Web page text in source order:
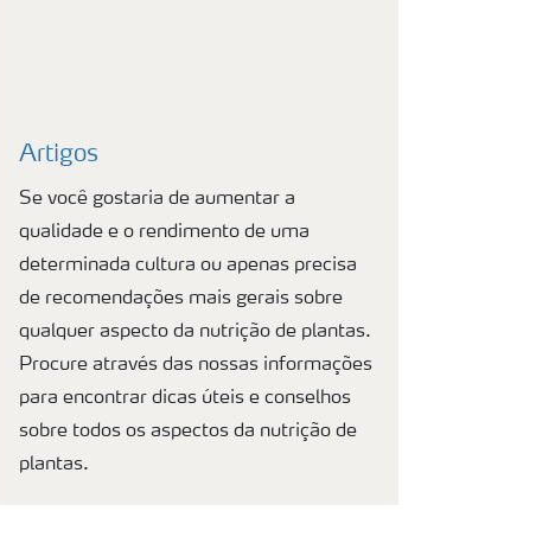
Artigos
Se você gostaria de aumentar a
qualidade e o rendimento de uma
determinada cultura ou apenas precisa
de recomendações mais gerais sobre
qualquer aspecto da nutrição de plantas.
Procure através das nossas informações
para encontrar dicas úteis e conselhos
sobre todos os aspectos da nutrição de
plantas.